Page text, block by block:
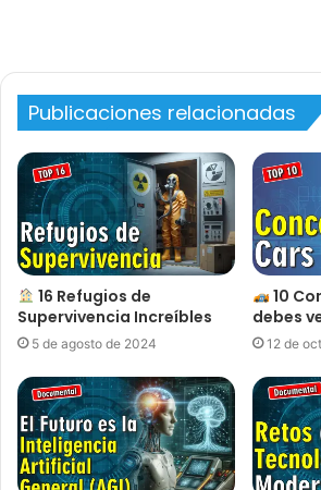
Publicaciones relacionadas
16 Refugios de
Supervivencia Increíbles
5 de agosto de 2024
10
debes
12 de